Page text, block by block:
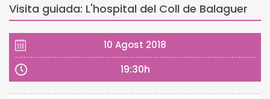
Visita guiada: L'hospital del Coll de Balaguer
10 Agost 2018
19:30h